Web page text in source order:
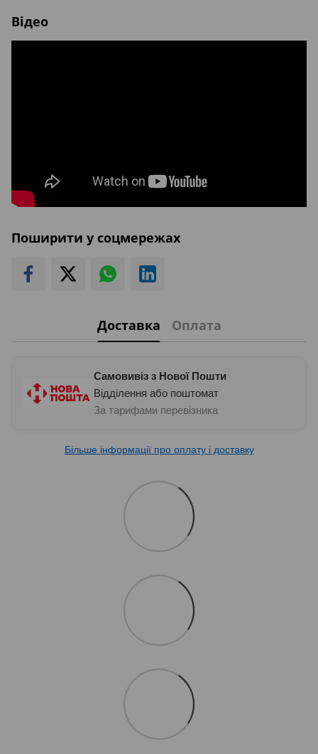
Відео
Поширити у соцмережах
Доставка Оплата
Самовивіз з Нової Пошти
Відділення або поштомат
За тарифами перевізника
Більше інформації про оплату і доставку